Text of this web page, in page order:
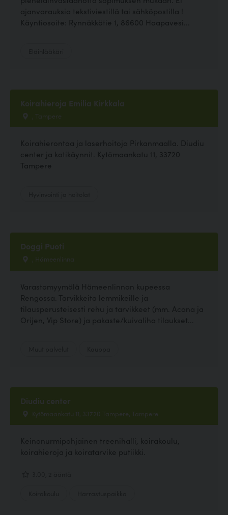
ajanvarauksia tekstiviestillä tai sähköpostilla !
Käyntiosoite: Rynnäkkötie 1, 86600 Haapavesi...
Koirahieroja Emilia Kirkkala
, Tampere
Koirahierontaa ja laserhoitoja Pirkanmaalla. Diudiu
center ja kotikäynnit. Kytömaankatu 11, 33720
Tampere
Doggi Puoti
, Hämeenlinna
Varastomyymälä Hämeenlinnan kupeessa
Rengossa. Tarvikkeita lemmikeille ja
tilausperusteisesti rehu ja tarvikkeet (mm. Acana ja
Orijen, Vip Store) ja pakaste/kuivaliha tilaukset...
Diudiu center
Kytömaankatu 11, 33720 Tampere, Tampere
Keinonurmipohjainen treenihalli, koirakoulu,
koirahieroja ja koiratarvike putiikki.